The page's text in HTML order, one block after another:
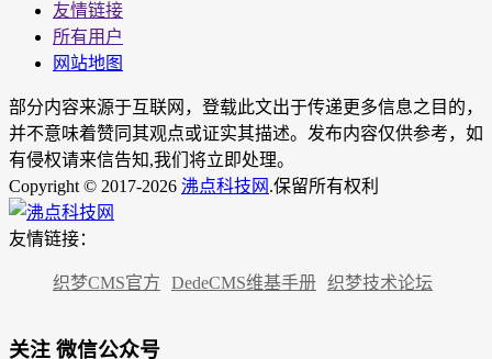
友情链接
所有用户
网站地图
部分内容来源于互联网，登载此文出于传递更多信息之目的，
并不意味着赞同其观点或证实其描述。发布内容仅供参考，如
有侵权请来信告知,我们将立即处理。
Copyright © 2017-2026 沸点科技网 .保留所有权利
友情链接：
织梦CMS官方 DedeCMS维基手册 织梦技术论坛
关注 微信公众号